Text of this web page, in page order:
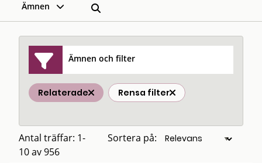
Ämnen
Ämnen och filter
Relaterade Rensa filter
Antal träffar: 1-
10 av 956
Sortera på: